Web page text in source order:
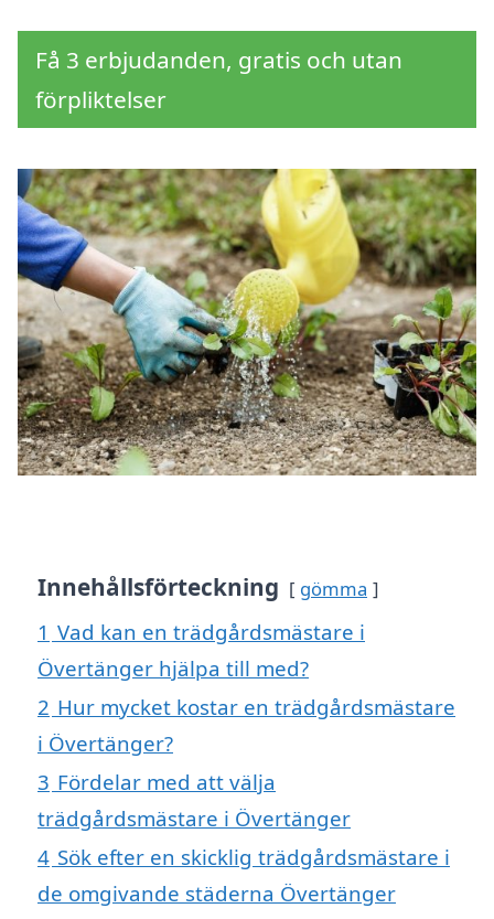
Få 3 erbjudanden, gratis och utan
förpliktelser
Innehållsförteckning gömma
1 Vad kan en trädgårdsmästare i
Övertänger hjälpa till med?
2 Hur mycket kostar en trädgårdsmästare
i Övertänger?
3 Fördelar med att välja
trädgårdsmästare i Övertänger
4 Sök efter en skicklig trädgårdsmästare i
de omgivande städerna Övertänger